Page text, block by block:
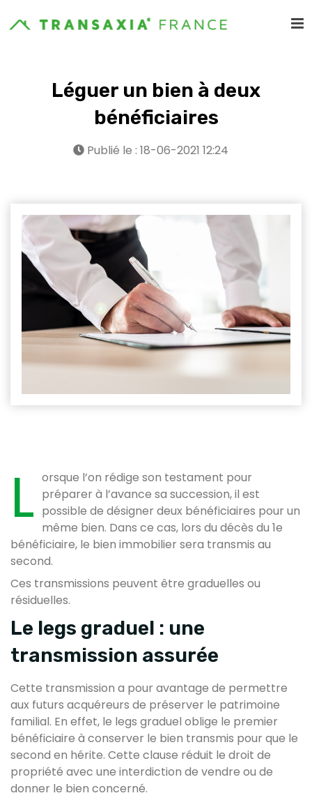
Léguer un bien à deux
bénéficiaires
Publié le : 18-06-2021 12:24
L orsque l’on rédige son testament pour
préparer à l’avance sa succession, il est
possible de désigner deux bénéficiaires pour un
même bien. Dans ce cas, lors du décès du 1e
bénéficiaire, le bien immobilier sera transmis au
second.
Ces transmissions peuvent être graduelles ou
résiduelles.
Le legs graduel : une
transmission assurée
Cette transmission a pour avantage de permettre
aux futurs acquéreurs de préserver le patrimoine
familial. En effet, le legs graduel oblige le premier
bénéficiaire à conserver le bien transmis pour que le
second en hérite. Cette clause réduit le droit de
propriété avec une interdiction de vendre ou de
donner le bien concerné.